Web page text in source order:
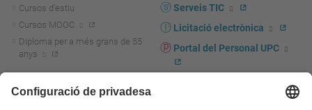
Cursos d'estiu
Cursos MOOC
Diploma per a més grans de 55
anys
Actualitat R+D+I
Serveis TIC
Licitació electrònica
Portal del Personal UPC